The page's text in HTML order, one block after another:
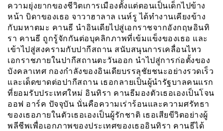
ความยุ่งยากของชีวิตเการเมืองตั้งแต่ตอนเป็นเด็กไปข้าง
หน้า บิดาของเธอ จาวาฮาลาล เนห์รู ได้ทำงานเคียงข้าง
กับมหาตมะ คานธี นำอินเดียไปสู่เอกราชจากอังกฤษอินทิ
รา คานธี ถูกรู้จักกันต่อบุคลิกภาพที่เข้มแข็งของเธอ และ
เข้าไปสู่สงครามกับปากีสถาน สนับสนุนการเคลื่อนไหว
เอกราชภายในปากีสถานตะวันออก นำไปสู่การก่อตั้งของ
บังคลาเทศ กองกำลังของอินเดียบรรลุชัยชนะอย่างรวดเร็ว
และเด็ดขาดต่อปากีสถาน เธอกลายเป็นผู้นำรัฐบาลคนแรก
ที่ยอมรับประเทศใหม่ อินทิรา คานธีมองตัวเธอเองเป็นโจน
ออฟ อาร์ค ปัจจุบัน นั่นคือความเร่าร้อนและความศรัทธา
ของเธอภายในตัวเธอเองเป็นผู้รักชาติ เธอเสียขีวิตอย่างผู้
พลีชีพเพื่อเอกภาพของประเทศของเธออินทิรา คานธีได้